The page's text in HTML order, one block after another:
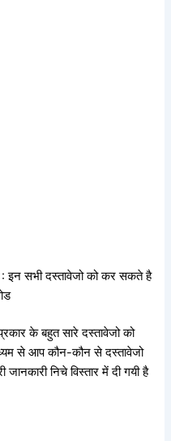
सभी दस्तावेजो को कर सकते है
के बहुत सारे दस्तावेजो को
से आप कौन-कौन से दस्तावेजो
निचे विस्तार में दी गयी है